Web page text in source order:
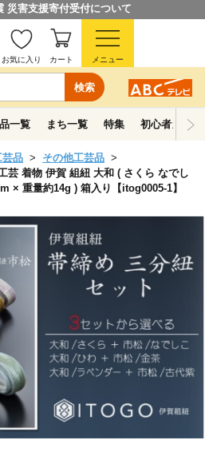
災害支援寄付受付について
検索
お気に入り カート メニュー
一覧 まち一覧 特集 初心者ガイド
芸品
その他工芸品
芸 着物 伊賀 組紐 大和 ( さくら なでし
× 重量約14g ) 箱入り【itog0005-1】